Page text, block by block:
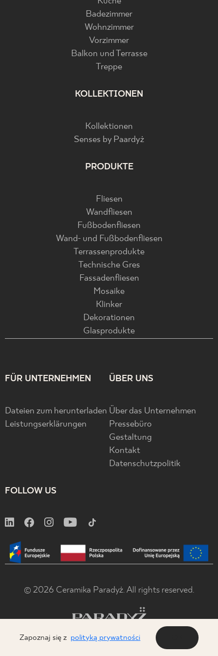
Badezimmer
Wohnzimmer
Vorzimmer
Balkon und Terrasse
Treppe
KOLLEKTIONEN
Kollektionen
Senses by Paardyż
PRODUKTE
Fliesen
Wandfliesen
Fußbodenfliesen
Wand- und Fußbodenfliesen
Terrassenprodukte
Technische Gres
Fassadenfliesen
Mosaike
Klinker
Dekorationen
Glasprodukte
FÜR UNTERNEHMEN
Dateien zum herunterladen
Leistungserklärungen
ÜBER UNS
Über das Unternehmen
Pressebüro
Gestaltung
Kontakt
Datenschutzpolitik
FOLLOW US
© 2026 Ceramika Paradyż. All rights reserved.
Zapoznaj się z polityką prywatności